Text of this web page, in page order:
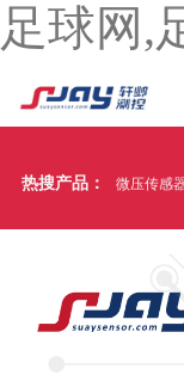
足球网,
热搜产品： 微压传感